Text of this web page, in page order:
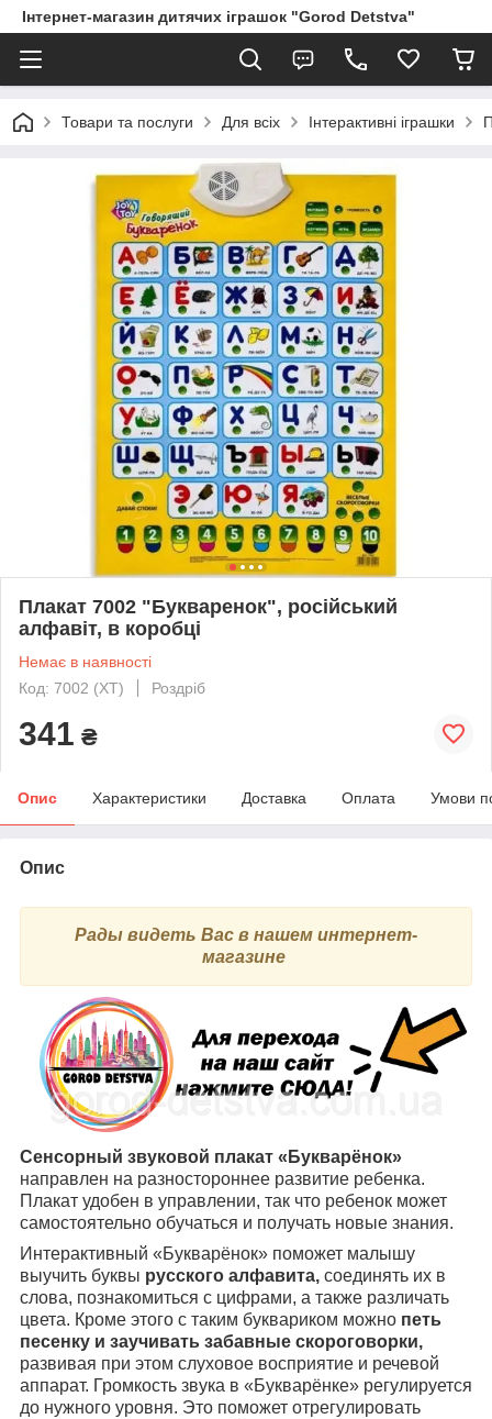
Інтернет-магазин дитячих іграшок "Gorod Detstva"
Товари та послуги Для всіх Інтерактивні іграшки
Плакат 7002 "Букваренок", російський
алфавіт, в коробці
Немає в наявності
Код: 7002 (ХТ)
Роздріб
341 ₴
Опис Характеристики Доставка Оплата Умови
Опис
Рады видеть Вас в нашем интернет-
магазине
Сенсорный звуковой плакат «Букварёнок»
направлен на разностороннее развитие ребенка.
Плакат удобен в управлении, так что ребенок может
самостоятельно обучаться и получать новые знания.
Интерактивный «Букварёнок» поможет малышу
выучить буквы русского алфавита, соединять их в
слова, познакомиться с цифрами, а также различать
цвета. Кроме этого с таким буквариком можно петь
песенку и заучивать забавные скороговорки,
развивая при этом слуховое восприятие и речевой
аппарат. Громкость звука в «Букварёнке» регулируется
до нужного уровня. Это поможет отрегулировать